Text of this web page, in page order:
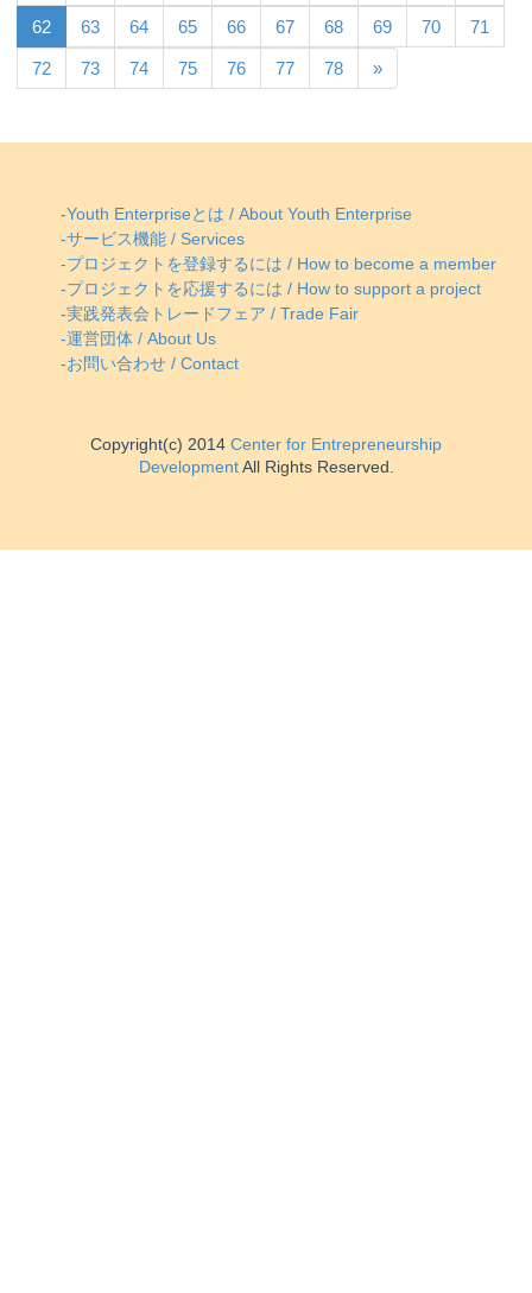
62 63 64 65 66 67 68 69 70 71
72 73 74 75 76 77 78 »
-Youth Enterpriseとは / About Youth Enterprise
-サービス機能 / Services
-プロジェクトを登録するには / How to become a member
-プロジェクトを応援するには / How to support a project
-実践発表会トレードフェア / Trade Fair
-運営団体 / About Us
-お問い合わせ / Contact
Copyright(c) 2014 Center for Entrepreneurship
DevelopmentAll Rights Reserved.